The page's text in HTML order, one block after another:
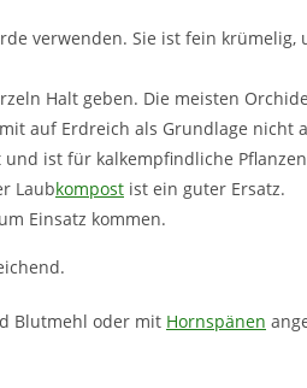
verwenden. Sie ist fein krümelig,
Halt geben. Die meisten
auf Erdreich als Grundlage nicht
ist für kalkempfindliche
Laubkompost ist ein guter Ersatz.
Einsatz kommen.
Blutmehl oder mit Hornspänen